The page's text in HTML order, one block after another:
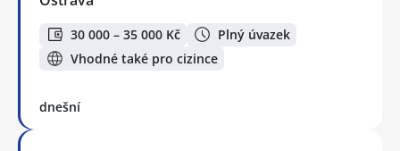
30 000 – 35 000 Kč
Plný úvazek
Vhodné také pro cizince
dnešní